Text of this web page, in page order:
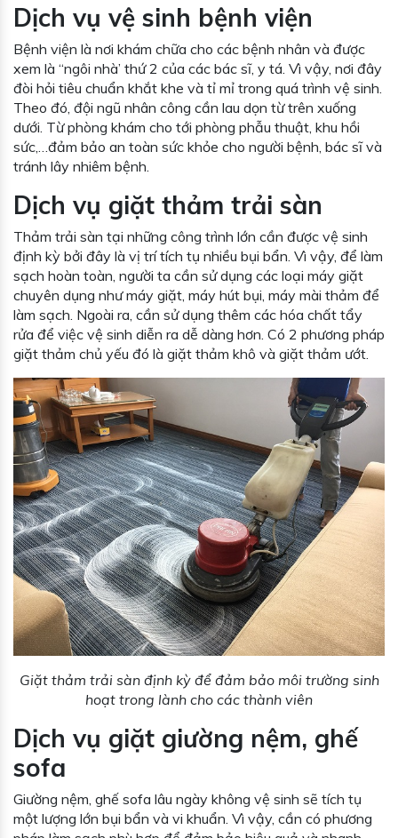
Dịch vụ vệ sinh bệnh viện
Bệnh viện là nơi khám chữa cho các bệnh nhân và được
xem là “ngôi nhà’ thứ 2 của các bác sĩ, y tá. Vì vậy, nơi đây
đòi hỏi tiêu chuẩn khắt khe và tỉ mỉ trong quá trình vệ sinh.
Theo đó, đội ngũ nhân công cần lau dọn từ trên xuống
dưới. Từ phòng khám cho tới phòng phẫu thuật, khu hồi
sức,…đảm bảo an toàn sức khỏe cho người bệnh, bác sĩ và
tránh lây nhiêm bệnh.
Dịch vụ giặt thảm trải sàn
Thảm trải sàn tại những công trình lớn cần được vệ sinh
định kỳ bởi đây là vị trí tích tụ nhiều bụi bẩn. Vì vậy, để làm
sạch hoàn toàn, người ta cần sử dụng các loại máy giặt
chuyên dụng như máy giặt, máy hút bụi, máy mài thảm để
làm sạch. Ngoài ra, cần sử dụng thêm các hóa chất tẩy
rửa để việc vệ sinh diễn ra dễ dàng hơn. Có 2 phương pháp
giặt thảm chủ yếu đó là giặt thảm khô và giặt thảm ướt.
Giặt thảm trải sàn định kỳ để đảm bảo môi trường sinh
hoạt trong lành cho các thành viên
Dịch vụ giặt giường nệm, ghế
sofa
Giường nệm, ghế sofa lâu ngày không vệ sinh sẽ tích tụ
một lượng lớn bụi bẩn và vi khuẩn. Vì vậy, cần có phương